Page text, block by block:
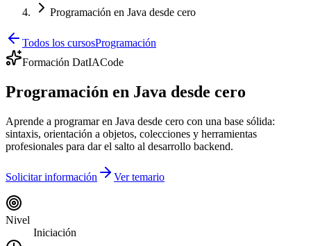
Programación en Java desde cero
Todos los cursosProgramación
Formación DatIACode
Programación en Java desde cero
Aprende a programar en Java desde cero con una base sólida:
sintaxis, orientación a objetos, colecciones y herramientas
profesionales para dar el salto al desarrollo backend.
Solicitar información Ver temario
Nivel
Iniciación